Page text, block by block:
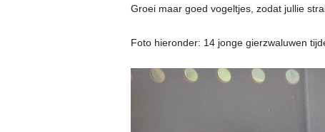
Groei maar goed vogeltjes, zodat jullie
Foto hieronder: 14 jonge gierzwaluwen